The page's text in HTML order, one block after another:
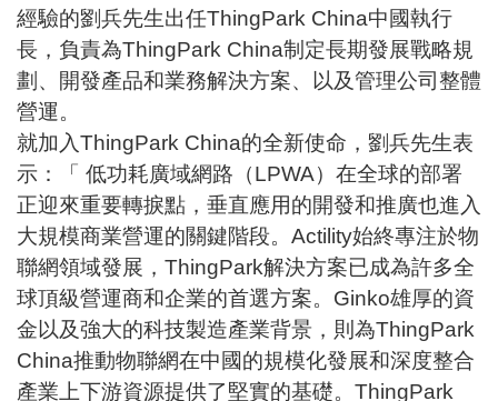
經驗的劉兵先生出任ThingPark China中國執行
長，負責為ThingPark China制定長期發展戰略規
劃、開發產品和業務解決方案、以及管理公司整體
營運。
就加入ThingPark China的全新使命，劉兵先生表
示：「 低功耗廣域網路（LPWA）在全球的部署
正迎來重要轉捩點，垂直應用的開發和推廣也進入
大規模商業營運的關鍵階段。Actility始終專注於物
聯網領域發展，ThingPark解決方案已成為許多全
球頂級營運商和企業的首選方案。Ginko雄厚的資
金以及強大的科技製造產業背景，則為ThingPark
China推動物聯網在中國的規模化發展和深度整合
產業上下游資源提供了堅實的基礎。ThingPark